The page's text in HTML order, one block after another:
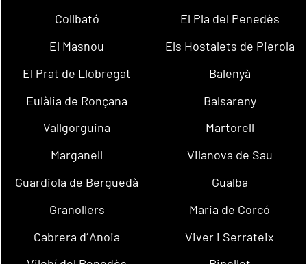
Collbató
El Pla del Penedès
El Masnou
Els Hostalets de Pierola
El Prat de Llobregat
Balenyà
Eulàlia de Ronçana
Balsareny
Vallgorguina
Martorell
Marganell
Vilanova de Sau
Guardiola de Berguedà
Gualba
Granollers
Maria de Corcó
Cabrera d´Anoia
Viver i Serrateix